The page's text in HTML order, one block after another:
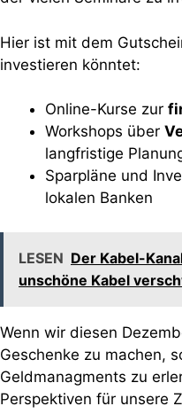
Hier ist mit dem
investieren könntet:
Online-Kurse zur
Workshops über
langfristige
Sparpläne und
lokalen Banken
LESEN Der Kabel-
unschöne Kabel
Wenn wir diesen
Geschenke zu machen,
Geldmanagments zu
Perspektiven für unsere